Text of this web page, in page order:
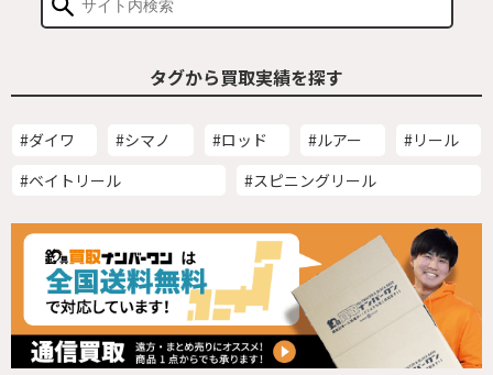
タグから買取実績を探す
#ダイワ #シマノ #ロッド #ルアー
#リール
#ベイトリール
#スピニングリール